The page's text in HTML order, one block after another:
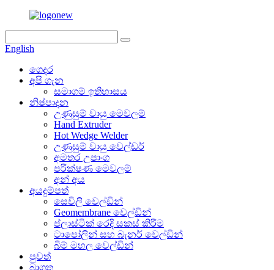
English
ගෙදර
අපි ගැන
සමාගම් ඉතිහාසය
නිෂ්පාදන
උණුසුම් වායු මෙවලම්
Hand Extruder
Hot Wedge Welder
උණුසුම් වායු වෙල්ඩර්
අමතර උපාංග
පරීක්ෂණ මෙවලම්
අන් අය
අයදුම්පත්
සෙවිලි වෙල්ඩින්
Geomembrane වෙල්ඩින්
ප්ලාස්ටික් රෙදි සකස් කිරීම
ටාපෝලින් සහ බැනර් වෙල්ඩින්
බිම් මහල වෙල්ඩින්
පුවත්
බාගත